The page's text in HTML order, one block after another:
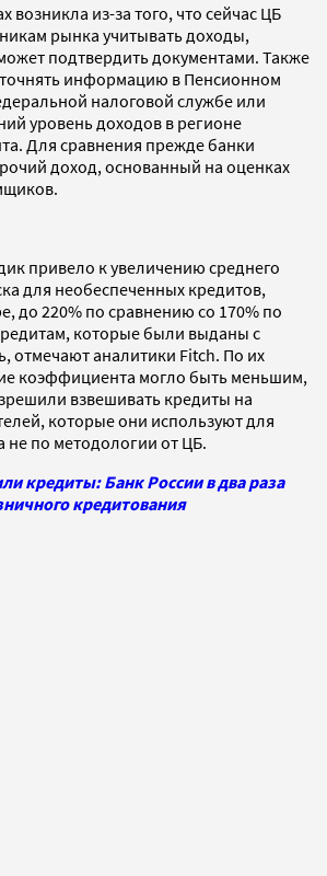
возникла из-за того, что сейчас ЦБ
рынка учитывать доходы,
подтвердить документами. Также
информацию в Пенсионном
налоговой службе или
уровень доходов в регионе
Для сравнения прежде банки
доход, основанный на оценках
привело к увеличению среднего
для необеспеченных кредитов,
до 220% по сравнению со 170% по
которые были выданы с
отмечают аналитики Fitch. По их
коэффициента могло быть меньшим,
взвешивать кредиты на
которые они используют для
не по методологии от ЦБ.
кредиты: Банк России в два раза
кредитования